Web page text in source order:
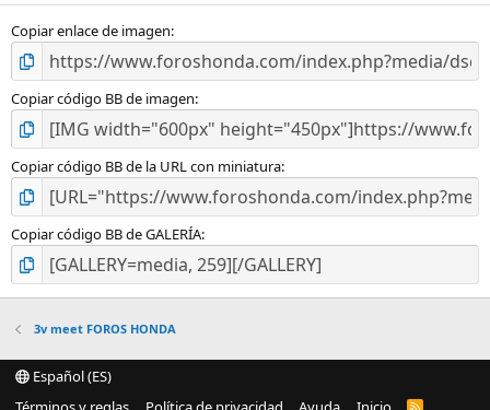
l
(
)
Copiar enlace de imagen
Copiar código BB de imagen
Copiar código BB de la URL con miniatura
Copiar código BB de GALERÍA
3v meet FOROS HONDA
Español (ES)
R